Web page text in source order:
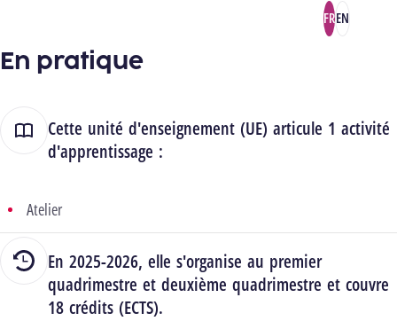
FREN
En pratique
Cette unité d'enseignement (UE) articule 1 activité
d'apprentissage :
Atelier
En 2025-2026, elle s'organise au premier
quadrimestre et deuxième quadrimestre et couvre
18 crédits (ECTS).